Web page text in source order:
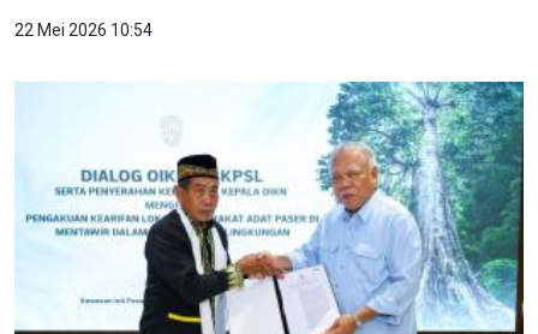
22 Mei 2026 10:54